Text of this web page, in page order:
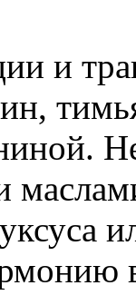
и